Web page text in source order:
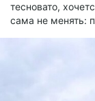
тесновато,
сама не менять: